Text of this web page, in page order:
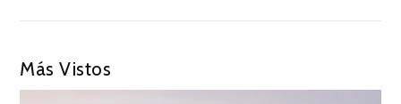
Más Vistos